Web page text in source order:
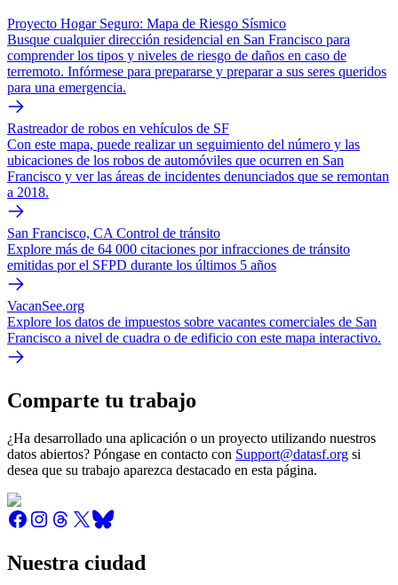
Proyecto Hogar Seguro: Mapa de Riesgo Sísmico
Busque cualquier dirección residencial en San Francisco para
comprender los tipos y niveles de riesgo de daños en caso de
terremoto. Infórmese para prepararse y preparar a sus seres queridos
para una emergencia.
Rastreador de robos en vehículos de SF
Con este mapa, puede realizar un seguimiento del número y las
ubicaciones de los robos de automóviles que ocurren en San
Francisco y ver las áreas de incidentes denunciados que se remontan
a 2018.
San Francisco, CA Control de tránsito
Explore más de 64 000 citaciones por infracciones de tránsito
emitidas por el SFPD durante los últimos 5 años
VacanSee.org
Explore los datos de impuestos sobre vacantes comerciales de San
Francisco a nivel de cuadra o de edificio con este mapa interactivo.
Comparte tu trabajo
¿Ha desarrollado una aplicación o un proyecto utilizando nuestros
datos abiertos? Póngase en contacto con Support@datasf.org si
desea que su trabajo aparezca destacado en esta página.
Nuestra ciudad